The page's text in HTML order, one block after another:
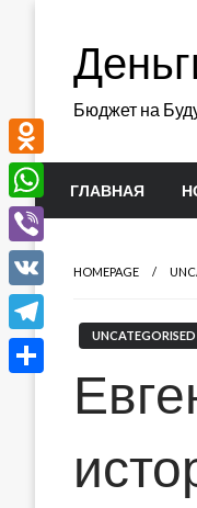
содержимому
Бюджет на
ГЛАВНАЯ
HOMEPAGE
UNCATEGORISED
Odnoklassniki
WhatsApp
Viber
VK
Telegram
Отправить